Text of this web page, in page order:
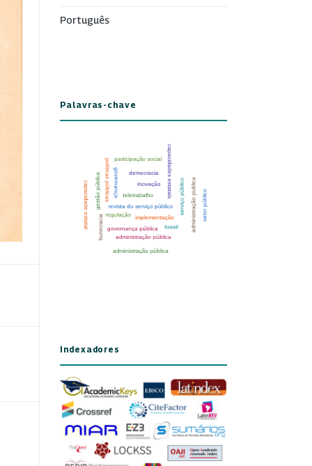
Português
Palavras-chave
Indexadores